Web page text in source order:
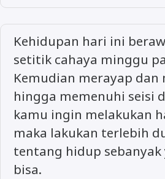
Kehidupan hari ini
setitik cahaya minggu
Kemudian merayap dan
hingga memenuhi seisi
kamu ingin melakukan
maka lakukan terlebih
tentang hidup sebanyak
bisa.